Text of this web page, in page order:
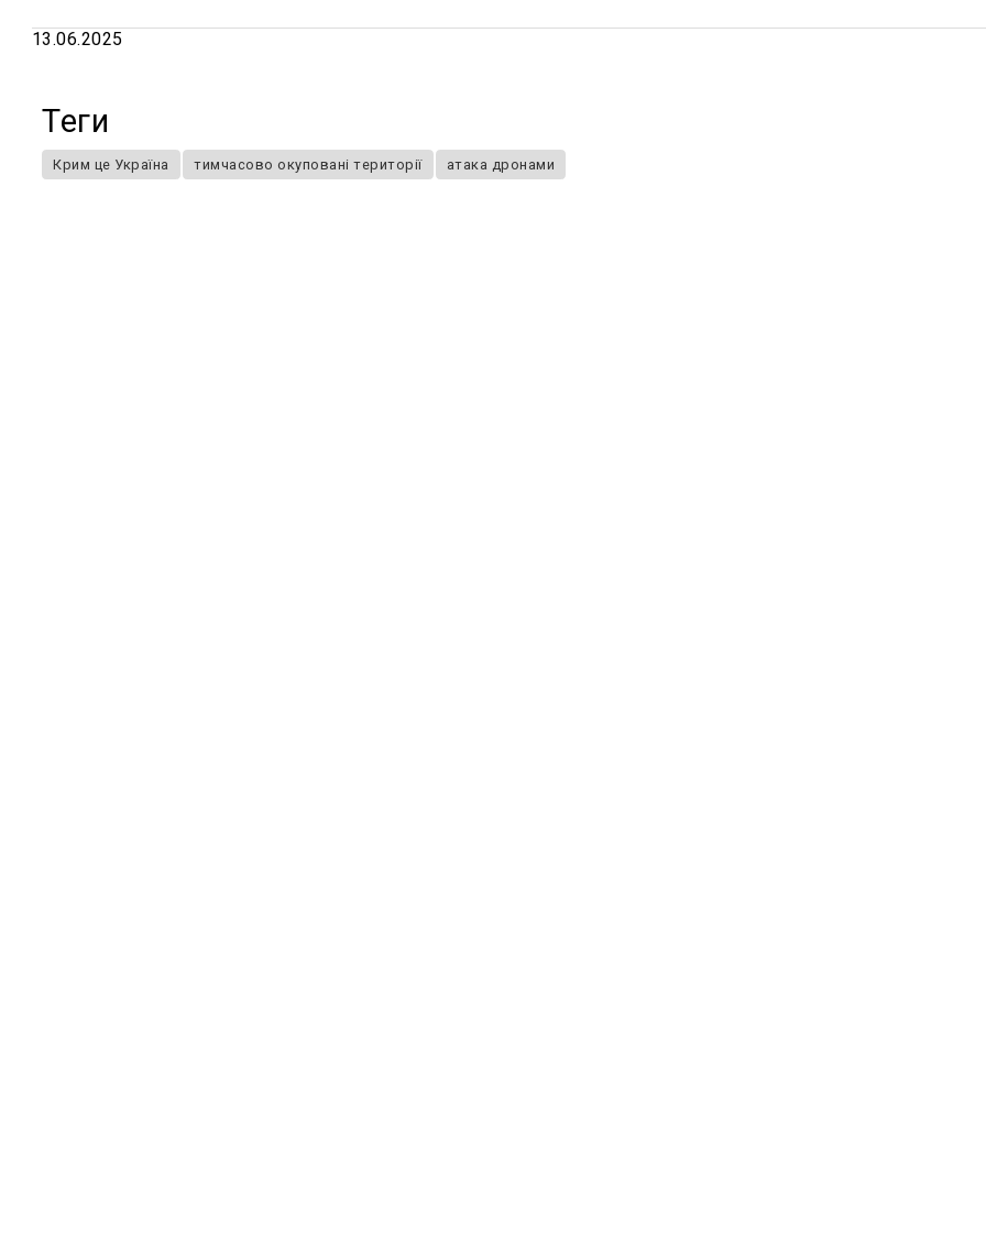
13.06.2025
Теги
Крим це Україна тимчасово окуповані території атака дронами